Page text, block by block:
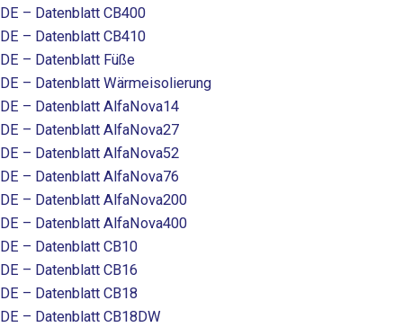
DE – Datenblatt CB400
DE – Datenblatt CB410
DE – Datenblatt Füße
DE – Datenblatt Wärmeisolierung
DE – Datenblatt AlfaNova14
DE – Datenblatt AlfaNova27
DE – Datenblatt AlfaNova52
DE – Datenblatt AlfaNova76
DE – Datenblatt AlfaNova200
DE – Datenblatt AlfaNova400
DE – Datenblatt CB10
DE – Datenblatt CB16
DE – Datenblatt CB18
DE – Datenblatt CB18DW